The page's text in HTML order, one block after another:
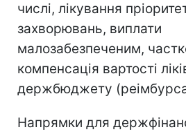
числі, лікування
захворювань, виплати
малозабезпеченим,
компенсація вартості
держбюджету
Напрямки для